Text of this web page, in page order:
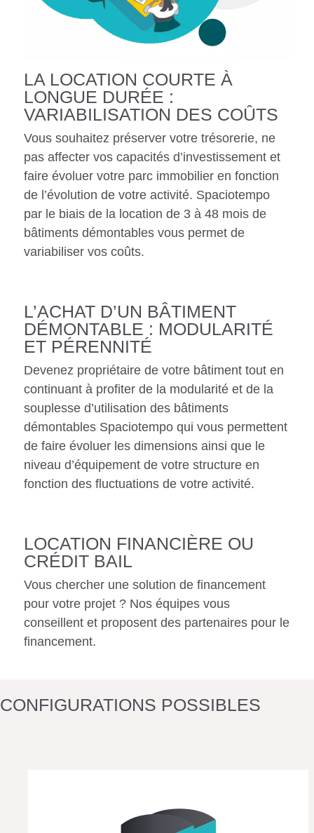
LA LOCATION COURTE À
LONGUE DURÉE :
VARIABILISATION DES COÛTS
Vous souhaitez préserver votre trésorerie, ne
pas affecter vos capacités d’investissement et
faire évoluer votre parc immobilier en fonction
de l’évolution de votre activité. Spaciotempo
par le biais de la location de 3 à 48 mois de
bâtiments démontables vous permet de
variabiliser vos coûts.
L’ACHAT D’UN BÂTIMENT
DÉMONTABLE : MODULARITÉ
ET PÉRENNITÉ
Devenez propriétaire de votre bâtiment tout en
continuant à profiter de la modularité et de la
souplesse d’utilisation des bâtiments
démontables Spaciotempo qui vous permettent
de faire évoluer les dimensions ainsi que le
niveau d’équipement de votre structure en
fonction des fluctuations de votre activité.
LOCATION FINANCIÈRE OU
CRÉDIT BAIL
Vous chercher une solution de financement
pour votre projet ? Nos équipes vous
conseillent et proposent des partenaires pour le
financement.
CONFIGURATIONS POSSIBLES